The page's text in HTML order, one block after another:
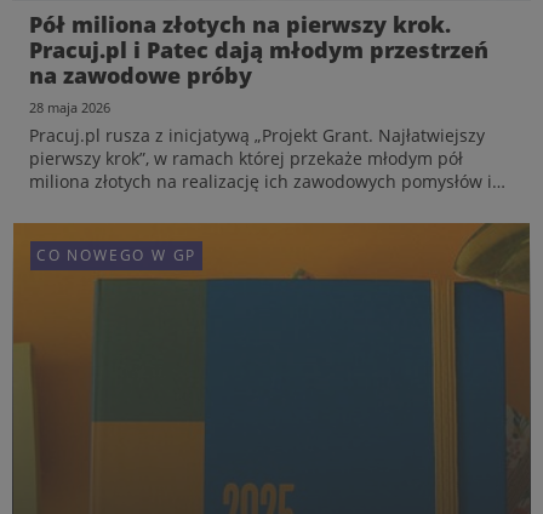
Komentarz: Rafał Nachyna, Dyrektor
Operacyjny i Członek Zarządu Grupy Pracuj
20 lipca 2026
Dojrzałość, partnerstwo i kultura transparentności
Pół miliona złotych na pierwszy krok.
Pracuj.pl i Patec dają młodym przestrzeń
na zawodowe próby
28 maja 2026
Pracuj.pl rusza z inicjatywą „Projekt Grant. Najłatwiejszy
pierwszy krok”, w ramach której przekaże młodym pół
miliona złotych na realizację ich zawodowych pomysłów i
o osobach, które mają pomysł na siebie, ale potr...
CO NOWEGO W GP
CO NOWEGO W GP
CO NOWEGO W GP